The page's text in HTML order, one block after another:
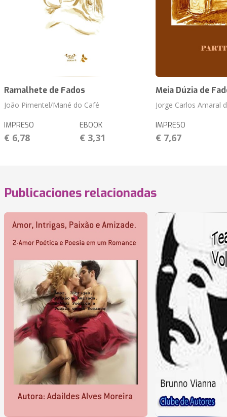
Ramalhete de Fados
João Pimentel/Mané do Café
IMPRESO
€ 6,78
EBOOK
€ 3,31
Meia Dúzia de
Jorge Carlos Amaral
IMPRESO
€ 7,67
Publicaciones relacionadas